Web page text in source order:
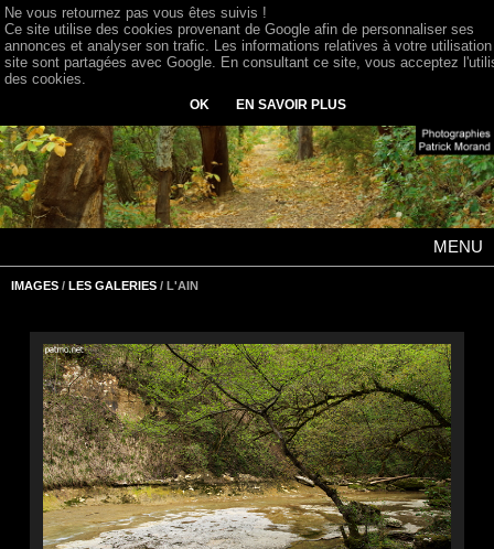
MENU
IMAGES / LES GALERIES / L'AIN
Ne vous retournez pas vous êtes suivis !
Ce site utilise des cookies provenant de Google afin de personnaliser ses
annonces et analyser son trafic. Les informations relatives à votre
site sont partagées avec Google. En consultant ce site, vous acceptez
des cookies.
OK EN SAVOIR PLUS